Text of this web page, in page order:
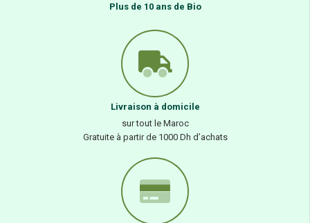
Plus de 10 ans de Bio
Livraison à domicile
sur tout le Maroc
Gratuite à partir de 1000 Dh d’achats